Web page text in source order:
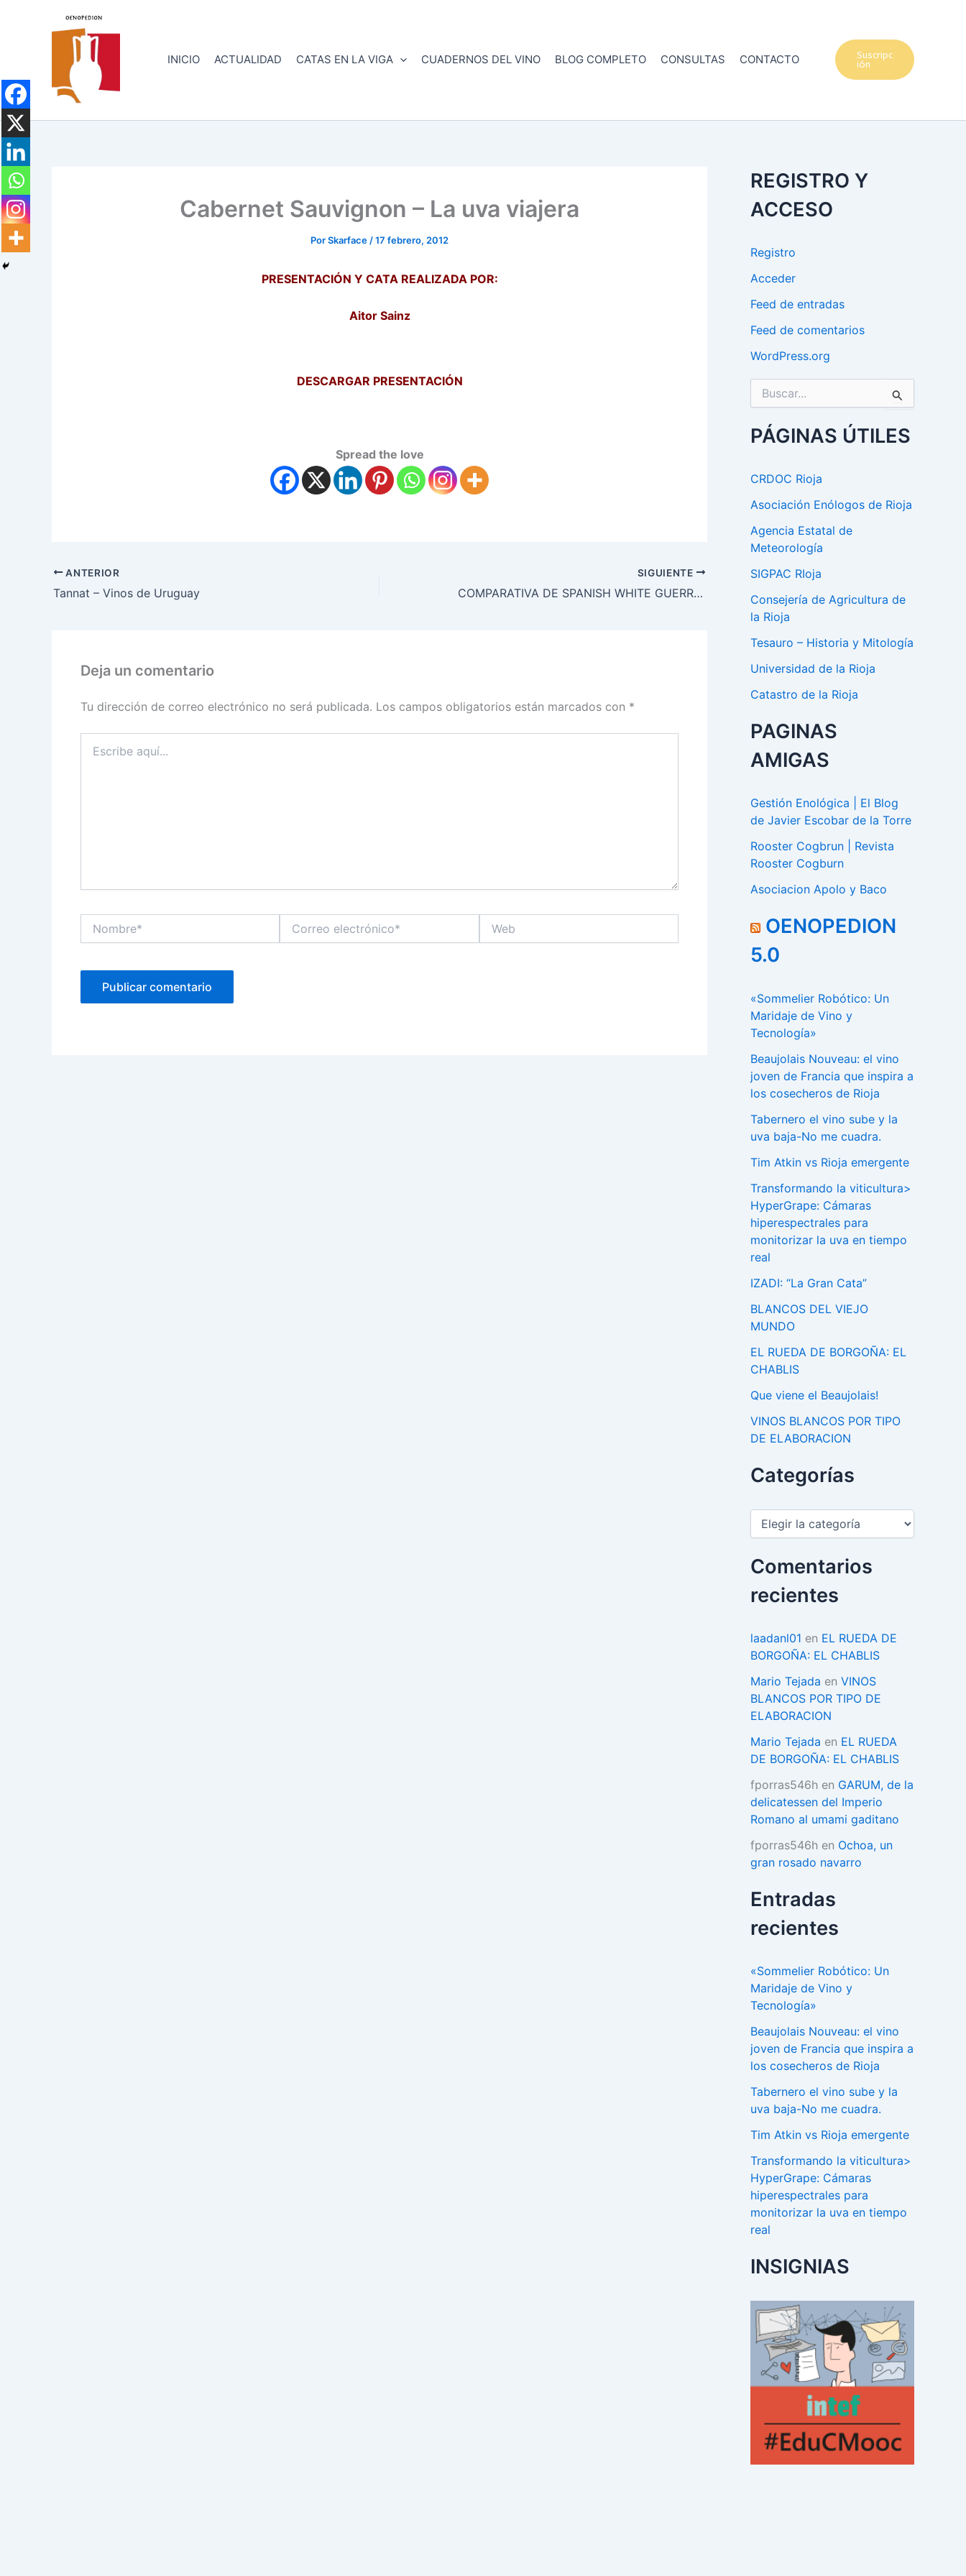
INICIO ACTUALIDAD CATAS EN LA VIGA CUADERNOS DEL VINO BLOG COMPLETO CONSULTAS CONTACTO
Suscripc
ión
Cabernet Sauvignon – La uva viajera
PorSkarface /17 febrero, 2012
PRESENTACIÓN Y CATA REALIZADA POR:
Aitor Sainz
DESCARGAR PRESENTACIÓN
Spread the love
ANTERIOR
Tannat – Vinos de Uruguay
SIGUIENTE
COMPARATIVA DE SPANISH WHITE GUERRILLA
Deja un comentario
Tu dirección de correo electrónico no será publicada. Los campos obligatorios están marcados con *
aquí...
electrónico*
REGISTRO Y
ACCESO
Registro
Acceder
Feed de entradas
Feed de comentarios
WordPress.org
c
a
o
r
PÁGINAS ÚTILES
CRDOC Rioja
Asociación Enólogos de Rioja
Agencia Estatal de
Meteorología
SIGPAC RIoja
Consejería de Agricultura de
la Rioja
Tesauro – Historia y Mitología
Universidad de la Rioja
Catastro de la Rioja
PAGINAS
AMIGAS
Gestión Enológica | El Blog
de Javier Escobar de la Torre
Rooster Cogbrun | Revista
Rooster Cogburn
Asociacion Apolo y Baco
OENOPEDION
5.0
«Sommelier Robótico: Un
Maridaje de Vino y
Tecnología»
Beaujolais Nouveau: el vino
joven de Francia que inspira a
los cosecheros de Rioja
Tabernero el vino sube y la
uva baja-No me cuadra.
Tim Atkin vs Rioja emergente
Transformando la viticultura>
HyperGrape: Cámaras
hiperespectrales para
monitorizar la uva en tiempo
real
IZADI: “La Gran Cata”
BLANCOS DEL VIEJO
MUNDO
EL RUEDA DE BORGOÑA: EL
CHABLIS
Que viene el Beaujolais!
VINOS BLANCOS POR TIPO
DE ELABORACION
Categorías
C
e
g
r
s
Comentarios
recientes
laadanl01 en EL RUEDA DE
BORGOÑA: EL CHABLIS
Mario Tejada en VINOS
BLANCOS POR TIPO DE
ELABORACION
Mario Tejada en EL RUEDA
DE BORGOÑA: EL CHABLIS
fporras546h en GARUM, de la
delicatessen del Imperio
Romano al umami gaditano
fporras546h en Ochoa, un
gran rosado navarro
Entradas
recientes
«Sommelier Robótico: Un
Maridaje de Vino y
Tecnología»
Beaujolais Nouveau: el vino
joven de Francia que inspira a
los cosecheros de Rioja
Tabernero el vino sube y la
uva baja-No me cuadra.
Tim Atkin vs Rioja emergente
Transformando la viticultura>
HyperGrape: Cámaras
hiperespectrales para
monitorizar la uva en tiempo
real
INSIGNIAS